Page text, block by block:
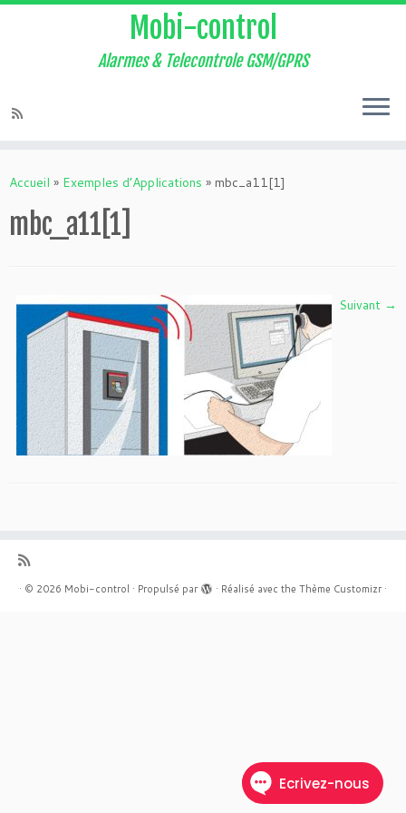
au
Mobi-control
Alarmes & Telecontrole GSM/GPRS
Accueil » Exemples d’Applications » mbc_a11[1]
mbc_a11[1]
Suivant →
· © 2026 Mobi-control · Propulsé par · Réalisé avec the Thème Customizr·